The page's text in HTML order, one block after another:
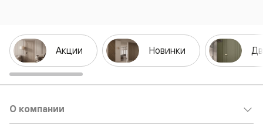
Акции Новинки
О компании